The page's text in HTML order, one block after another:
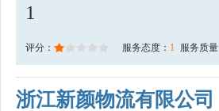
1
评分： 服务态度： 1 服务质量
浙江新颜物流有限公司